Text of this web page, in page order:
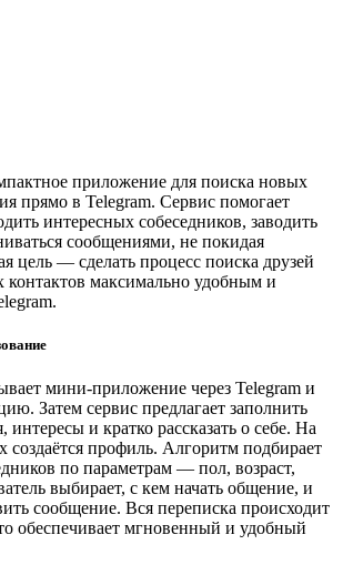
приложение для поиска новых
прямо в Telegram. Сервис помогает
интересных собеседников, заводить
сообщениями, не покидая
цель — сделать процесс поиска друзей
контактов максимально удобным и
мини-приложение через Telegram и
Затем сервис предлагает заполнить
интересы и кратко рассказать о себе. На
создаётся профиль. Алгоритм подбирает
по параметрам — пол, возраст,
выбирает, с кем начать общение, и
сообщение. Вся переписка происходит
обеспечивает мгновенный и удобный